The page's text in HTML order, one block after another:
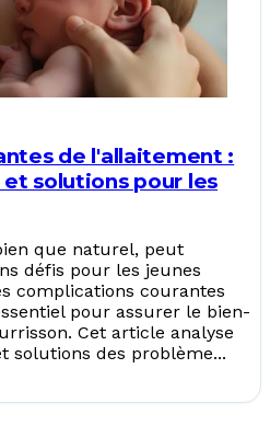
de l'allaitement :
solutions pour les
que naturel, peut
défis pour les jeunes
complications courantes
pour assurer le bien-
Cet article analyse
solutions des problème...